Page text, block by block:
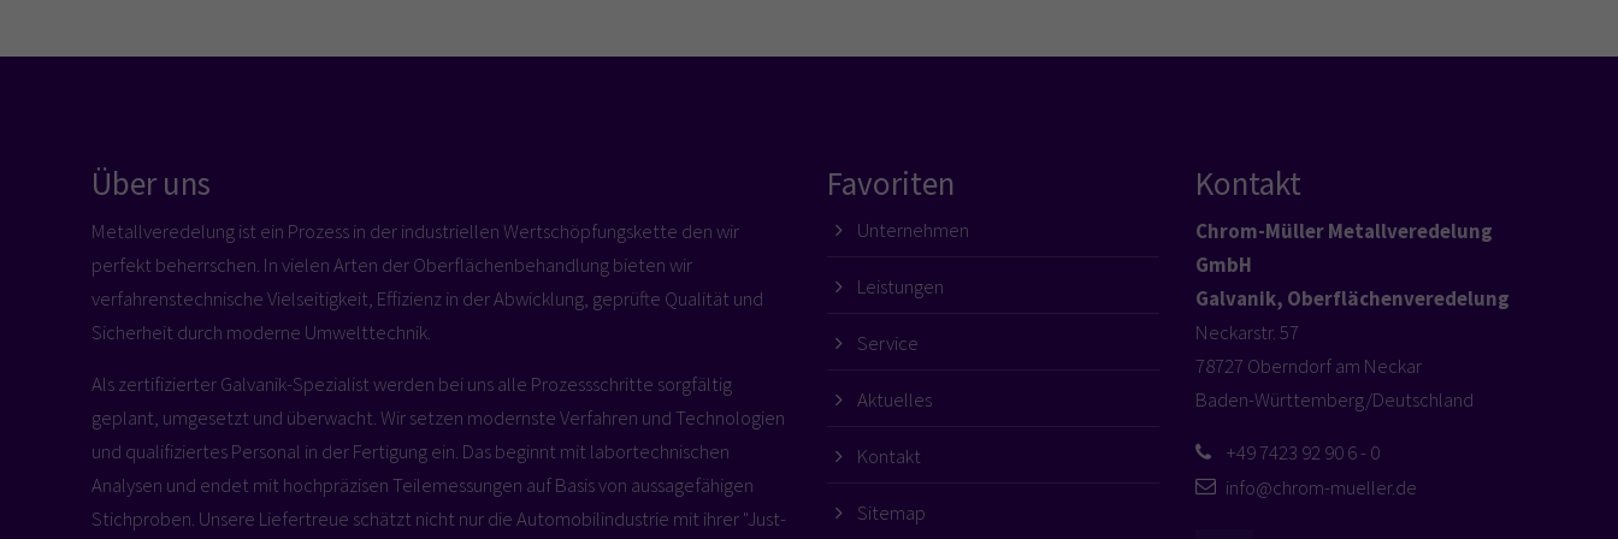
Über uns
Metallveredelung ist ein Prozess in der industriellen Wertschöpfungskette den wir
perfekt beherrschen. In vielen Arten der Oberflächenbehandlung bieten wir
verfahrenstechnische Vielseitigkeit, Effizienz in der Abwicklung, geprüfte Qualität und
Sicherheit durch moderne Umwelttechnik.
Als zertifizierter Galvanik-Spezialist werden bei uns alle Prozessschritte sorgfältig
geplant, umgesetzt und überwacht. Wir setzen modernste Verfahren und Technologien
und qualifiziertes Personal in der Fertigung ein. Das beginnt mit labortechnischen
Analysen und endet mit hochpräzisen Teilemessungen auf Basis von aussagefähigen
Stichproben. Unsere Liefertreue schätzt nicht nur die Automobilindustrie mit ihrer "Just-
Favoriten
Unternehmen
Leistungen
Service
Aktuelles
Kontakt
Sitemap
Kontakt
Chrom-Müller Metallveredelung
GmbH
Galvanik, Oberflächenveredelung
Neckarstr. 57
78727 Oberndorf am Neckar
Baden-Württemberg/Deutschland
+49 7423 92 90 6 - 0
info@chrom-mueller.de